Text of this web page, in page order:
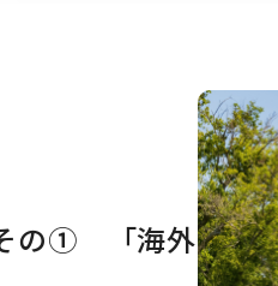
の① 「海外